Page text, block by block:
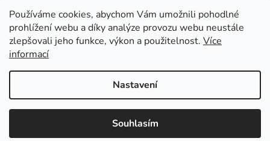
Používáme cookies, abychom Vám umožnili pohodlné
prohlížení webu a díky analýze provozu webu neustále
zlepšovali jeho funkce, výkon a použitelnost. Více
informací
Nastavení
Souhlasím
Vložením e-mailu souhlasíte s
podmínkami ochrany
osobních údajů
PŘIHLÁSIT SE
Vytvořil Shoptet
Duofishing. Všechna práva vyhrazena.